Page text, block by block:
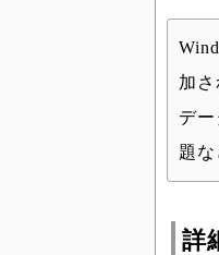
加
デ
題な
詳